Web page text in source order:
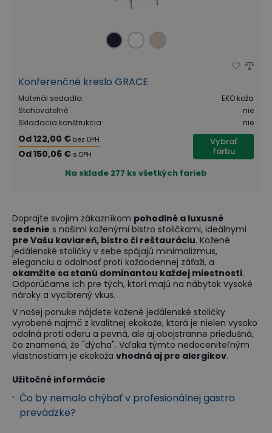
Konferenčné kreslo GRACE
Materiál sedadla:
EKO koža
Stohovateľné:
nie
Skladacia konštrukcia: nie
Od122,00 € bez DPH
Od150,06 € s DPH
Vybrať
farbu
Na sklade 277 ks všetkých farieb
Doprajte svojim zákazníkom pohodlné a luxusné
sedenie s našimi koženými bistro stoličkami, ideálnymi
pre Vašu kaviareň, bistro či reštauráciu. Kožené
jedálenské stoličky v sebe spájajú minimalizmus,
eleganciu a odolnosť proti každodennej záťaži, a
okamžite sa stanú dominantou každej miestnosti.
Odporúčame ich pre tých, ktorí majú na nábytok vysoké
nároky a vycibrený vkus.
V našej ponuke nájdete kožené jedálenské stoličky
vyrobené najmä z kvalitnej ekokože, ktorá je nielen vysoko
odolná proti oderu a pevná, ale aj obojstranne priedušná,
čo znamená, že "dýcha". Vďaka týmto nedoceniteľným
vlastnostiam je ekokoža vhodná aj pre alergikov.
Užitočné informácie
Čo by nemalo chýbať v profesionálnej gastro
prevádzke?